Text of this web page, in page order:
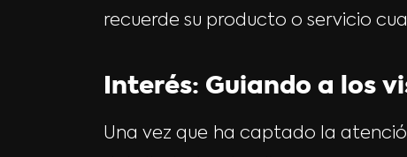
recuerde su producto o servicio
Interés: Guiando a los
Una vez que ha captado la